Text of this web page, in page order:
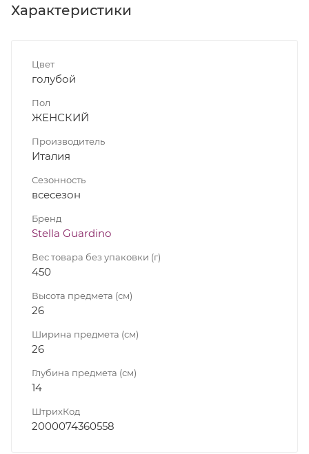
Характеристики
Цвет
голубой
Пол
ЖЕНСКИЙ
Производитель
Италия
Сезонность
всесезон
Бренд
Stella Guardino
Вес товара без упаковки (г)
450
Высота предмета (см)
26
Ширина предмета (см)
26
Глубина предмета (см)
14
ШтрихКод
2000074360558